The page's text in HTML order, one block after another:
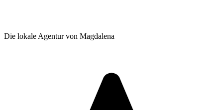
Die lokale Agentur von Magdalena